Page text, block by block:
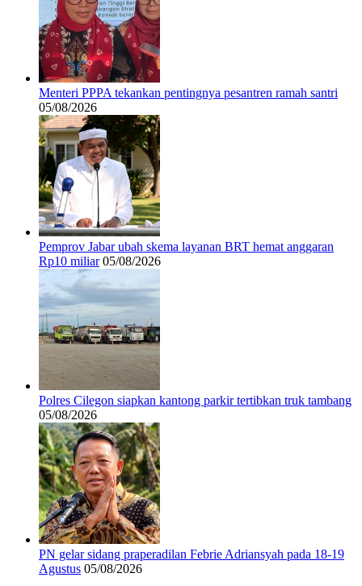
Menteri PPPA tekankan pentingnya pesantren ramah santri
05/08/2026
Pemprov Jabar ubah skema layanan BRT hemat anggaran
Rp10 miliar 05/08/2026
Polres Cilegon siapkan kantong parkir tertibkan truk tambang
05/08/2026
PN gelar sidang praperadilan Febrie Adriansyah pada 18-19
Agustus 05/08/2026